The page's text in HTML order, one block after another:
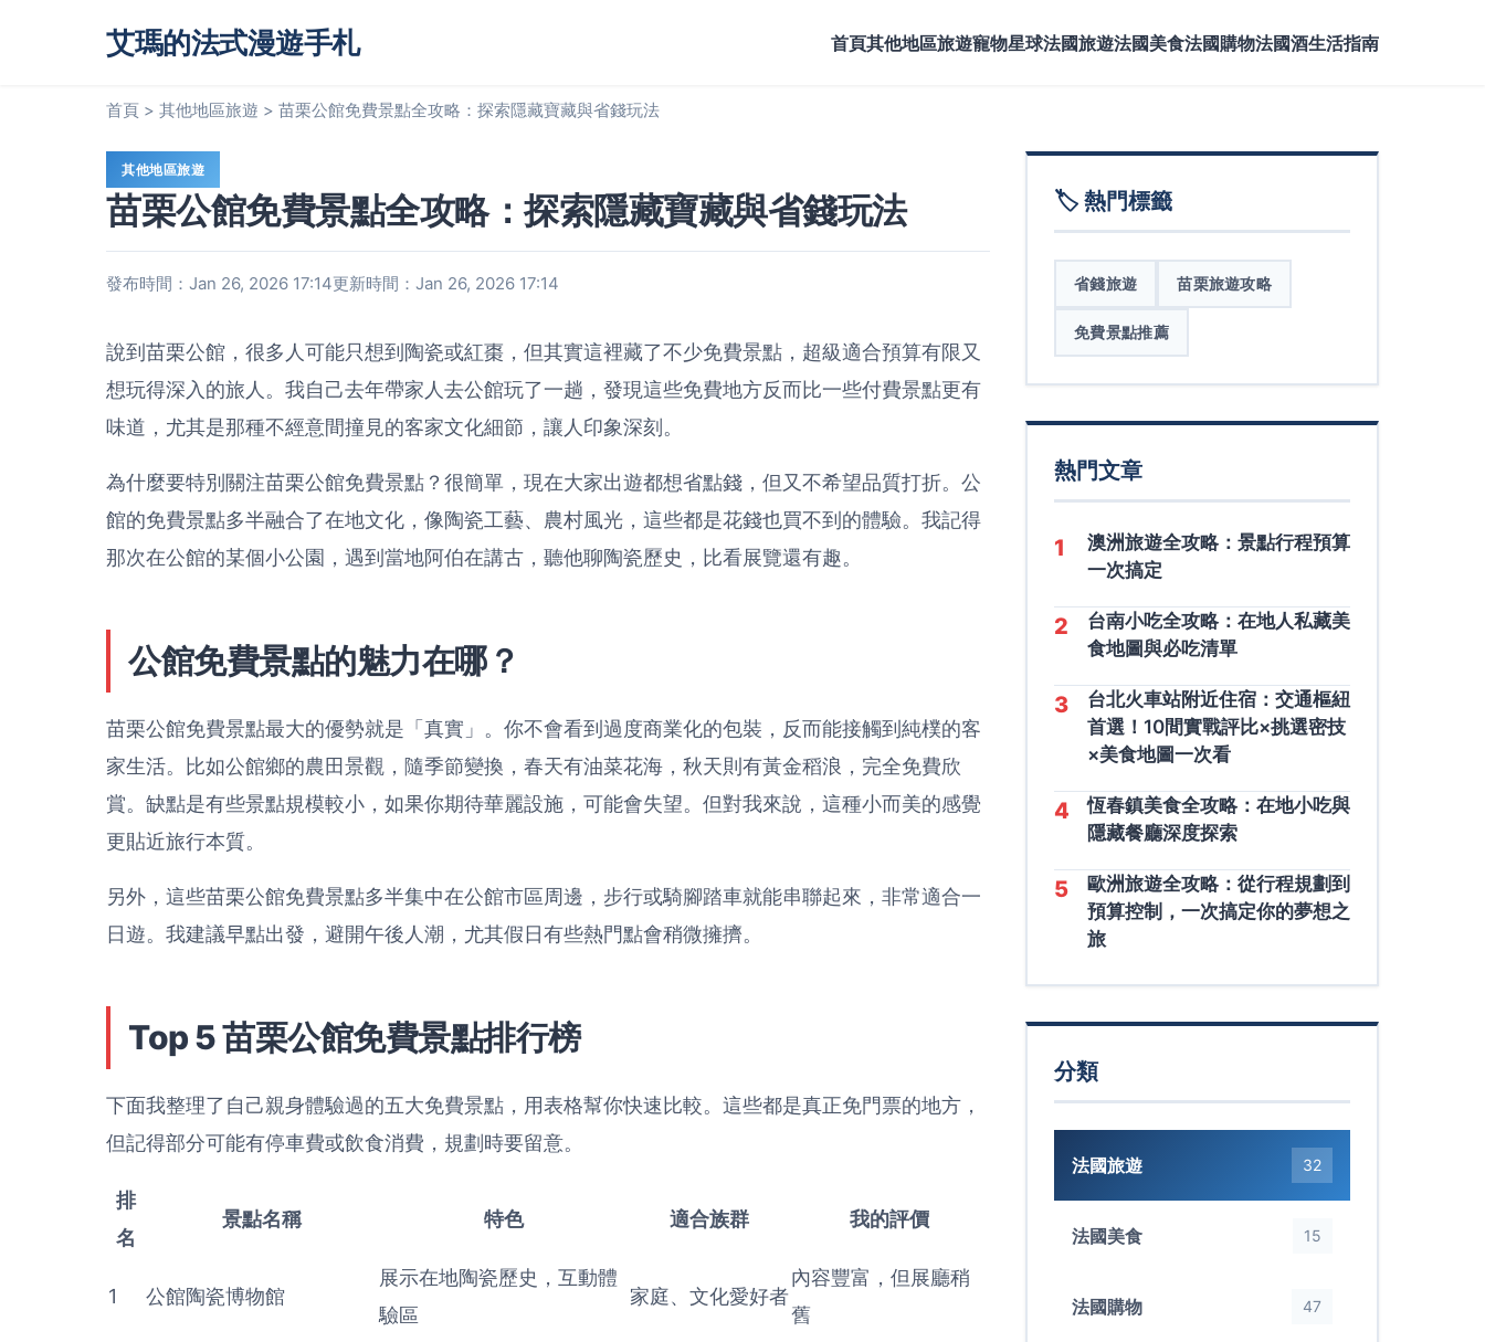
艾瑪的法式漫遊手札 首頁其他地區旅遊寵物星球法國旅遊法國美食法國購物法國酒生活指南
首頁 > 其他地區旅遊 > 苗栗公館免費景點全攻略：探索隱藏寶藏與省錢玩法
其他地區旅遊
苗栗公館免費景點全攻略：探索隱藏寶藏與省錢玩法
發布時間：Jan 26, 2026 17:14更新時間：Jan 26, 2026 17:14
說到苗栗公館，很多人可能只想到陶瓷或紅棗，但其實這裡藏了不少免費景點，超級適合預算有限又
想玩得深入的旅人。我自己去年帶家人去公館玩了一趟，發現這些免費地方反而比一些付費景點更有
味道，尤其是那種不經意間撞見的客家文化細節，讓人印象深刻。
為什麼要特別關注苗栗公館免費景點？很簡單，現在大家出遊都想省點錢，但又不希望品質打折。公
館的免費景點多半融合了在地文化，像陶瓷工藝、農村風光，這些都是花錢也買不到的體驗。我記得
那次在公館的某個小公園，遇到當地阿伯在講古，聽他聊陶瓷歷史，比看展覽還有趣。
公館免費景點的魅力在哪？
苗栗公館免費景點最大的優勢就是「真實」。你不會看到過度商業化的包裝，反而能接觸到純樸的客
家生活。比如公館鄉的農田景觀，隨季節變換，春天有油菜花海，秋天則有黃金稻浪，完全免費欣
賞。缺點是有些景點規模較小，如果你期待華麗設施，可能會失望。但對我來說，這種小而美的感覺
更貼近旅行本質。
另外，這些苗栗公館免費景點多半集中在公館市區周邊，步行或騎腳踏車就能串聯起來，非常適合一
日遊。我建議早點出發，避開午後人潮，尤其假日有些熱門點會稍微擁擠。
Top 5 苗栗公館免費景點排行榜
下面我整理了自己親身體驗過的五大免費景點，用表格幫你快速比較。這些都是真正免門票的地方，
但記得部分可能有停車費或飲食消費，規劃時要留意。
排
名
景點名稱 特色 適合族群 我的評價
1 公館陶瓷博物館
展示在地陶瓷歷史，互動體
驗區
家庭、文化愛好者
內容豐富，但展廳稍
舊
🏷️ 熱門標籤
省錢旅遊 苗栗旅遊攻略
免費景點推薦
熱門文章
1
澳洲旅遊全攻略：景點行程預算
一次搞定
2
台南小吃全攻略：在地人私藏美
食地圖與必吃清單
3
台北火車站附近住宿：交通樞紐
首選！10間實戰評比×挑選密技
×美食地圖一次看
4
恆春鎮美食全攻略：在地小吃與
隱藏餐廳深度探索
5
歐洲旅遊全攻略：從行程規劃到
預算控制，一次搞定你的夢想之
旅
分類
法國旅遊 32
法國美食 15
法國購物 47